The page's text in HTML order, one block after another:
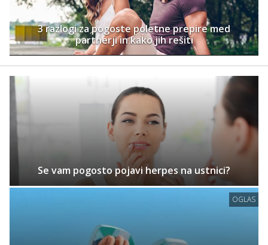
3 razlogi za pogoste poletne prepire med
partnerji in kako jih rešiti
Se vam pogosto pojavi herpes na ustnici?
OGLAS